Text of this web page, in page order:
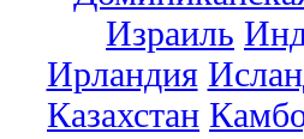
Израиль
Ирландия
Казахстан